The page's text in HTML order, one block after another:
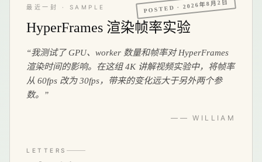
POSTED ·2026年8月2日
最近一封 · SAMPLE
HyperFrames 渲染帧率实验
“我测试了 GPU、worker 数量和帧率对 HyperFrames
渲染时间的影响。在这组 4K 讲解视频实验中，将帧率
从 60fps 改为 30fps，带来的变化远大于另外两个参
数。
”
—— WILLIAM
LETTERS